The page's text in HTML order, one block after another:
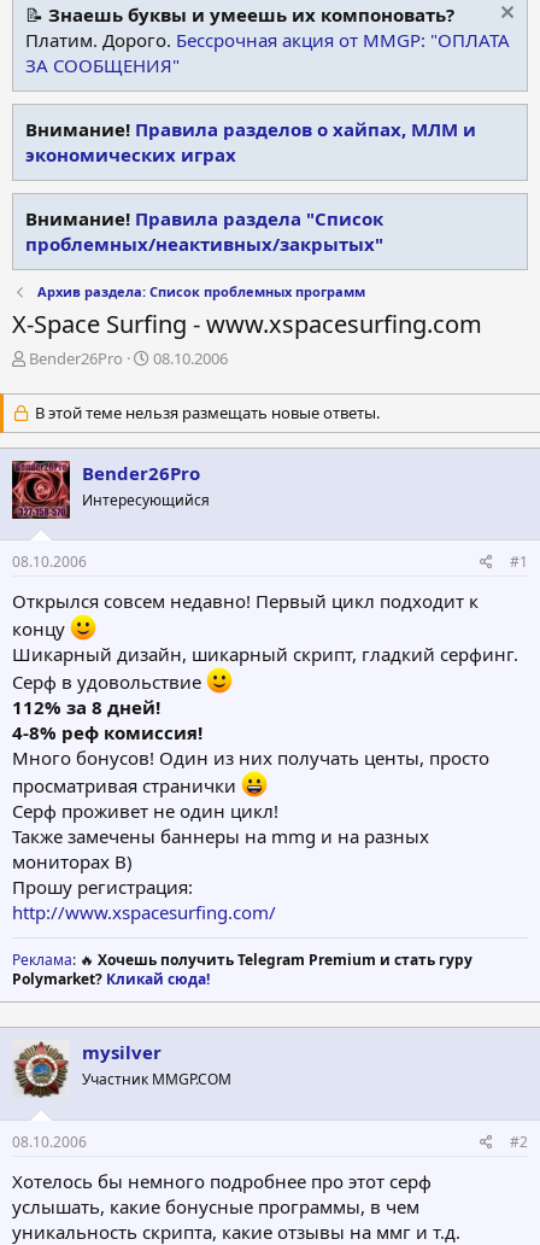
📝 Знаешь буквы и умеешь их компоновать?
Платим. Дорого. Бессрочная акция от MMGP: "ОПЛАТА
ЗА СООБЩЕНИЯ"
Внимание! Правила разделов о хайпах, МЛМ и
экономических играх
Внимание! Правила раздела "Список
проблемных/неактивных/закрытых"
Архив раздела: Список проблемных программ
X-Space Surfing - www.xspacesurfing.com
А
т
о
р
т
е
м
ы
Bender26Pro
Д
т
а
н
а
ч
а
08.10.2006
В этой теме нельзя размещать новые ответы.
Bender26Pro
Интересующийся
08.10.2006 #1
Открылся совсем недавно! Первый цикл подходит к
концу
Шикарный дизайн, шикарный скрипт, гладкий серфинг.
Серф в удовольствие
112% за 8 дней!
4-8% реф комиссия!
Много бонусов! Один из них получать центы, просто
просматривая странички
Серф проживет не один цикл!
Также замечены баннеры на mmg и на разных
мониторах B)
Прошу регистрация:
http://www.xspacesurfing.com/
Реклама: 🔥 Хочешь получить Telegram Premium и стать гуру
Polymarket? Кликай сюда!
mysilver
Участник MMGP.COM
08.10.2006 #2
Хотелось бы немного подробнее про этот серф
услышать, какие бонусные программы, в чем
уникальность скрипта, какие отзывы на ммг и т.д.